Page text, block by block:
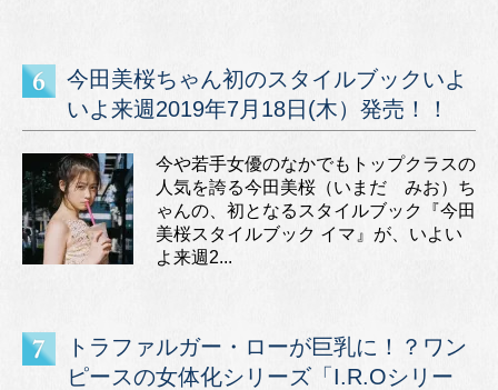
今田美桜ちゃん初のスタイルブックいよ
いよ来週2019年7月18日(木）発売！！
今や若手女優のなかでもトップクラスの
人気を誇る今田美桜（いまだ みお）ち
ゃんの、初となるスタイルブック『今田
美桜スタイルブック イマ』が、いよい
よ来週2...
トラファルガー・ローが巨乳に！？ワン
ピースの女体化シリーズ「I.R.Oシリー